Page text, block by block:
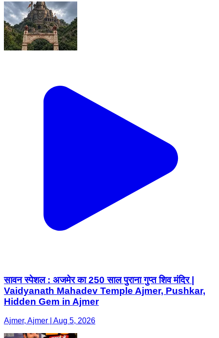
सावन स्पेशल : अजमेर का 250 साल पुराना गुप्त शिव मंदिर |
Vaidyanath Mahadev Temple Ajmer, Pushkar,
Hidden Gem in Ajmer
Ajmer, Ajmer | Aug 5, 2026